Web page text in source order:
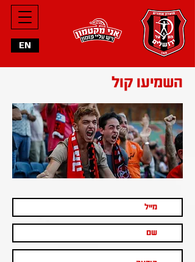
EN
השמיעו קול